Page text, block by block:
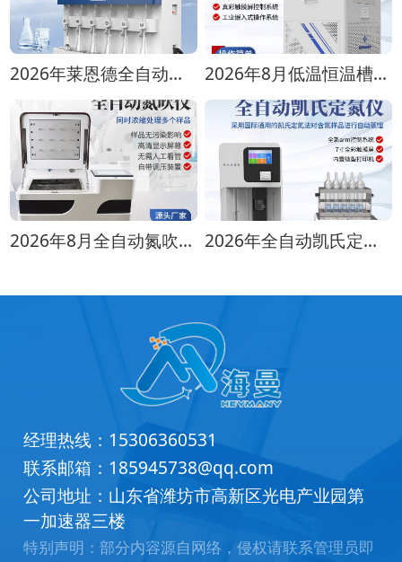
2026年莱恩德全自动蒸馏仪全型号对比选购指南 2026年8月低温恒温槽选购攻略 全生命周期成本对比
2026年8月全自动氮吹仪选购指南：各行业适配方案推荐 2026年全自动凯氏定氮仪选购指南 实验室选型全攻略
经理热线： 15306360531
联系邮箱： 185945738@qq.com
公司地址：山东省潍坊市高新区光电产业园第
一加速器三楼
特别声明：部分内容源自网络，侵权请联系管理员即